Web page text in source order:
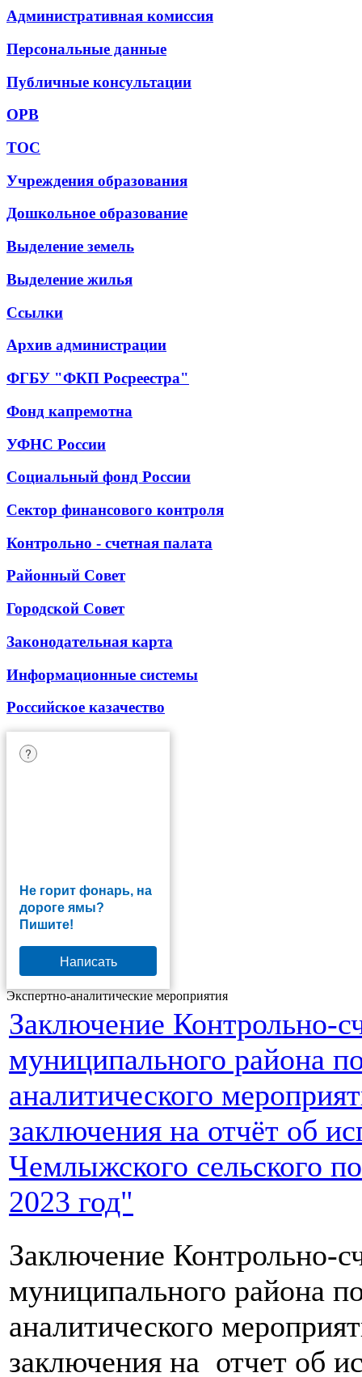
Административная комиссия
Персональные данные
Публичные консультации
ОРВ
ТОС
Учреждения образования
Дошкольное образование
Выделение земель
Выделение жилья
Ссылки
Архив администрации
ФГБУ "ФКП Росреестра"
Фонд капремотна
УФНС России
Социальный фонд России
Сектор финансового контроля
Контрольно - счетная палата
Районный Совет
Городской Совет
Законодательная карта
Информационные системы
Российское казачество
Не горит фонарь, на
дороге ямы?
Пишите!
Написать
?
Экспертно-аналитические мероприятия
Заключение Контрольно-
муниципального района
аналитического
заключения на отчёт об
Чемлыжского сельского
2023 год"
Заключение Контрольно-
муниципального района
аналитического
заключения на отчет об